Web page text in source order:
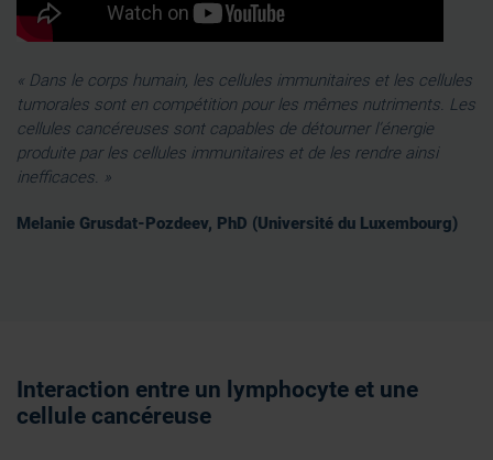
« Dans le corps humain, les cellules immunitaires et les cellules
tumorales sont en compétition pour les mêmes nutriments. Les
cellules cancéreuses sont capables de détourner l’énergie
produite par les cellules immunitaires et de les rendre ainsi
inefficaces. »
Melanie Grusdat-Pozdeev, PhD (Université du Luxembourg)
Interaction entre un lymphocyte et une
cellule cancéreuse